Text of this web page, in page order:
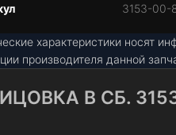
3153-00-
характеристики носят
производителя данной
В СБ.